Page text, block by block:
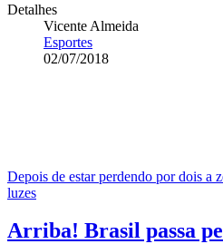
Detalhes
Vicente Almeida
Esportes
02/07/2018
Depois de estar perdendo por dois a
luzes
Arriba! Brasil passa